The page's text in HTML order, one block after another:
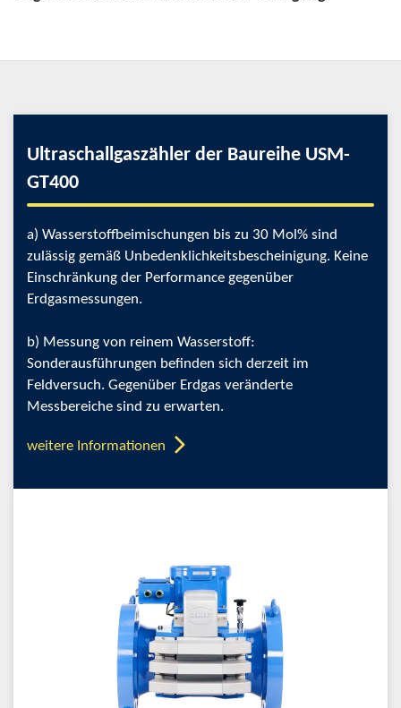
Ultraschallgaszähler der Baureihe USM-
GT400
a) Wasserstoffbeimischungen bis zu 30 Mol% sind
zulässig gemäß Unbedenklichkeitsbescheinigung. Keine
Einschränkung der Performance gegenüber
Erdgasmessungen.
b) Messung von reinem Wasserstoff:
Sonderausführungen befinden sich derzeit im
Feldversuch. Gegenüber Erdgas veränderte
Messbereiche sind zu erwarten.
weitere Informationen